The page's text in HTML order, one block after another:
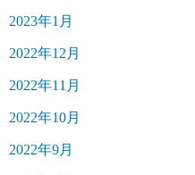
2023年1月
2022年12月
2022年11月
2022年10月
2022年9月